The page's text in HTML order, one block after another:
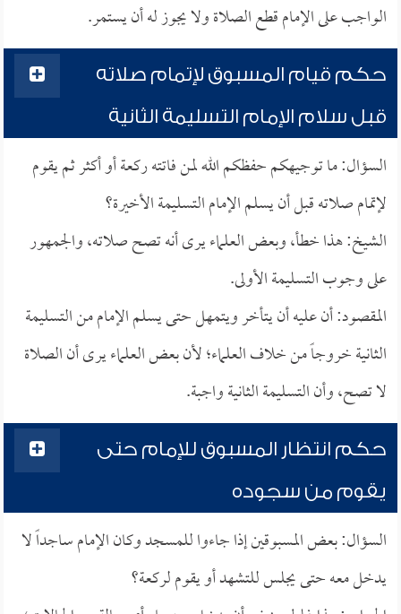
الواجب على الإمام قطع الصلاة ولا يجوز له أن يستمر.
حكم قيام المسبوق لإتمام صلاته
قبل سلام الإمام التسليمة الثانية
السؤال: ما توجيهكم حفظكم الله لمن فاتته ركعة أو أكثر ثم يقوم
لإتمام صلاته قبل أن يسلم الإمام التسليمة الأخيرة؟
الشيخ: هذا خطأ، وبعض العلماء يرى أنه تصح صلاته، والجمهور
على وجوب التسليمة الأولى.
المقصود: أن عليه أن يتأخر ويتمهل حتى يسلم الإمام من التسليمة
الثانية خروجاً من خلاف العلماء؛ لأن بعض العلماء يرى أن الصلاة
لا تصح، وأن التسليمة الثانية واجبة.
حكم انتظار المسبوق للإمام حتى
يقوم من سجوده
السؤال: بعض المسبوقين إذا جاءوا للمسجد وكان الإمام ساجداً لا
يدخل معه حتى يجلس للتشهد أو يقوم لركعة؟